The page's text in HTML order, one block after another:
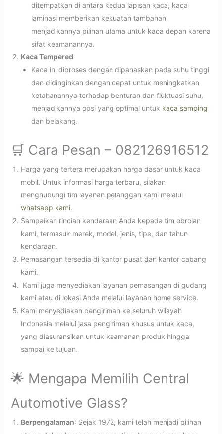
ditempatkan di antara kedua lapisan kaca, kaca
laminasi memberikan kekuatan tambahan,
menjadikannya pilihan utama untuk kaca depan karena
sifat keamanannya.
Kaca Tempered
Kaca ini diproses dengan dipanaskan pada suhu tinggi
dan didinginkan dengan cepat untuk meningkatkan
ketahanannya terhadap benturan dan fluktuasi suhu,
menjadikannya opsi yang optimal untuk kaca samping
dan belakang.
🛒 Cara Pesan – 082126916512
Harga yang tertera merupakan harga dasar untuk kaca
mobil. Untuk informasi harga terbaru, silakan
menghubungi tim layanan pelanggan kami melalui
whatsapp kami.
Sampaikan rincian kendaraan Anda kepada tim obrolan
kami, termasuk merek, model, jenis, tipe, dan tahun
kendaraan.
Pemasangan tersedia di kantor pusat dan kantor cabang
kami.
Kami juga menyediakan layanan pemasangan di gudang
kami atau di lokasi Anda melalui layanan home service.
Kami menyediakan pengiriman ke seluruh wilayah
Indonesia melalui jasa pengiriman khusus untuk kaca,
yang diasuransikan untuk keamanan produk hingga
sampai ke tujuan.
🌟 Mengapa Memilih Central
Automotive Glass?
Berpengalaman: Sejak 1972, kami telah menjadi pilihan